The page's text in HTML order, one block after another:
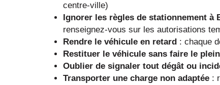
centre-ville)
Ignorer les règles de stationnement à
renseignez-vous sur les autorisations
Rendre le véhicule en retard : chaque
Restituer le véhicule sans faire le plein
Oublier de signaler tout dégât ou
Transporter une charge non adaptée :